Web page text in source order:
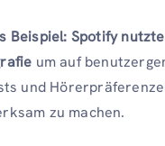
Beispiel: Spotify
um auf
und
zu machen.